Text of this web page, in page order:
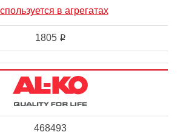
в агрегатах
1805 i
468493